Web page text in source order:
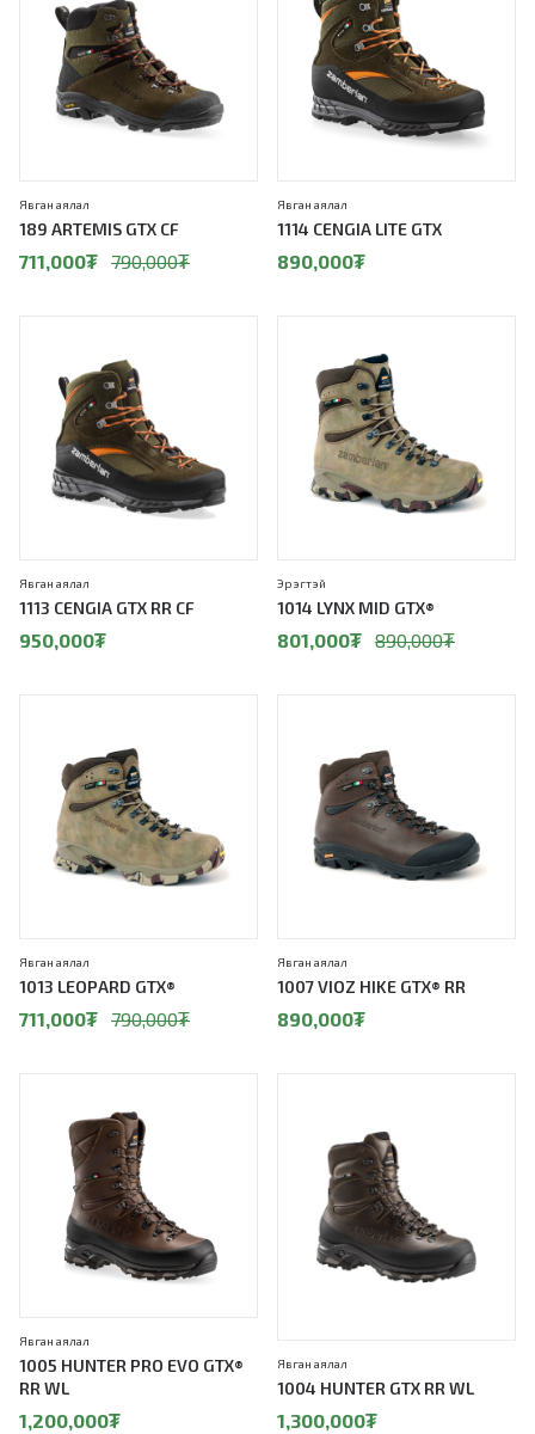
189 ARTEMIS GTX CF
Явган аялал
711,000₮ 790,000₮
1114 CENGIA LITE GTX
Явган аялал
890,000₮
1113 CENGIA GTX RR CF
Явган аялал
950,000₮
1014 LYNX MID GTX®
Эрэгтэй
801,000₮ 890,000₮
1013 LEOPARD GTX®
Явган аялал
711,000₮ 790,000₮
1007 VIOZ HIKE GTX® RR
Явган аялал
890,000₮
1005 HUNTER PRO EVO GTX®
RR WL
Явган аялал
1,200,000₮
1004 HUNTER GTX RR WL
Явган аялал
1,300,000₮